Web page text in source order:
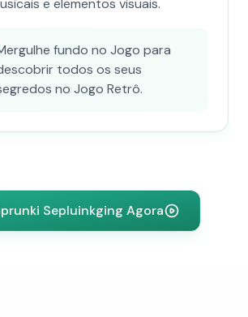
e elementos visuais.
fundo no Jogo para
todos os seus
no Jogo Retrô.
Sepluinkging Agora